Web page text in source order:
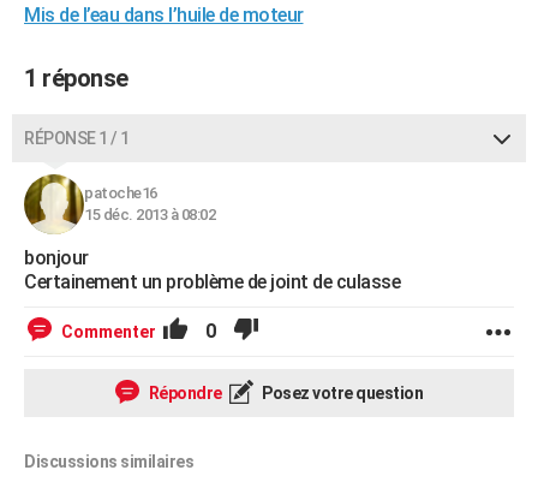
GUIDES D'ACHAT
BONS PLANS
Dictionnaire
Biographies
Citations
Expressions
Proverbes
PROGRAMME TV
COPAINS D'AVANT
AVIS DE DÉCÈS
Mis de l’eau dans l’huile de moteur
1 réponse
RÉPONSE 1 / 1
patoche16
15 déc. 2013 à 08:02
bonjour
Certainement un problème de joint de culasse
Commenter 0
Répondre Posez votre question
Discussions similaires